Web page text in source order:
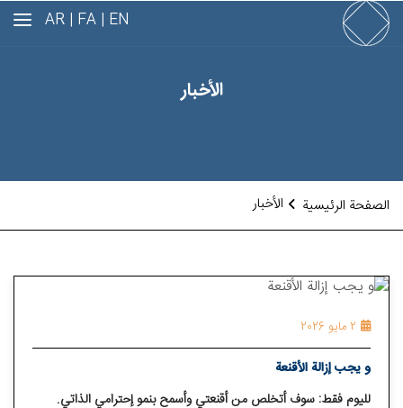
EN |
FA |
AR
الأخبار
الصفحة الرئيسية الأخبار
2 مايو 2026
و يجب إزالة الأقنعة
لليوم فقط: سوف أتخلص من أقنعتي وأسمح بنمو إحترامي الذاتي.